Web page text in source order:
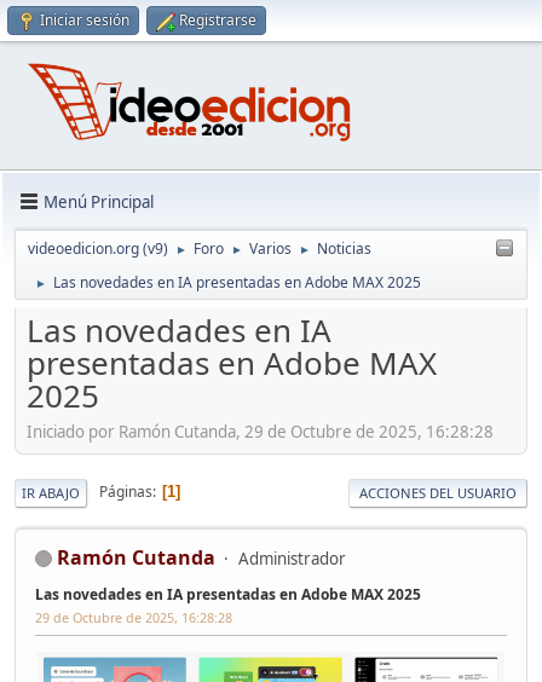
Iniciar sesión Registrarse
Menú Principal
videoedicion.org (v9) ► Foro ► Varios ► Noticias
► Las novedades en IA presentadas en Adobe MAX 2025
Las novedades en IA
presentadas en Adobe MAX
2025
Iniciado por Ramón Cutanda, 29 de Octubre de 2025, 16:28:28
IR ABAJO Páginas 1 ACCIONES DEL USUARIO
Ramón Cutanda Administrador
Las novedades en IA presentadas en Adobe MAX 2025
29 de Octubre de 2025, 16:28:28